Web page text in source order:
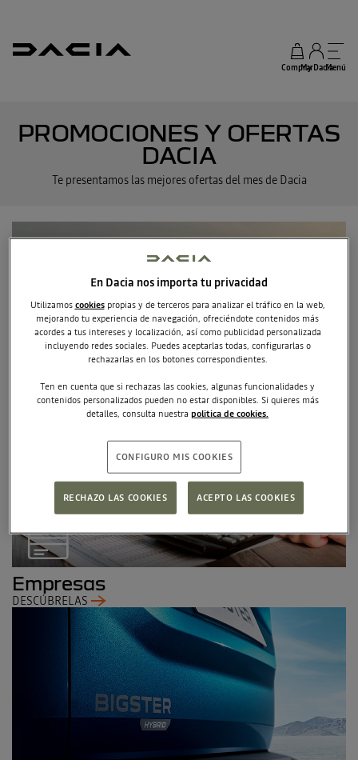
ComprarMy DaciaMenú
PROMOCIONES Y OFERTAS
DACIA
Te presentamos las mejores ofertas del mes de Dacia
Particulares
DESCÚBRELAS
Empresas
DESCÚBRELAS
En Dacia nos importa tu privacidad
Utilizamoscookiespropias y de terceros para analizar el tráfico en la web,
mejorando tu experiencia de navegación, ofreciéndote contenidos más
acordes a tus intereses y localización, así como publicidad personalizada
incluyendo redes sociales. Puedes aceptarlas todas, configurarlas o
rechazarlas en los botones correspondientes.
Ten en cuenta que si rechazas las cookies, algunas funcionalidades y
contenidos personalizados pueden no estar disponibles. Si quieres más
detalles, consulta nuestra politica de cookies.
CONFIGURO MIS COOKIES
RECHAZO LAS COOKIES ACEPTO LAS COOKIES